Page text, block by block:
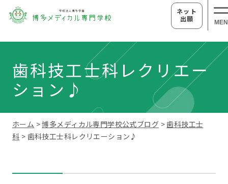
ネット
出願
歯科技工士科レクリエー
ション♪
ホーム >博多メディカル専門学校公式ブログ >歯科技工士
科 > 歯科技工士科レクリエーション♪